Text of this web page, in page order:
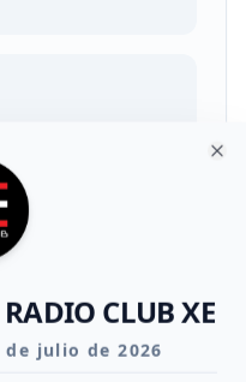
CLUB XE
de julio de 2026